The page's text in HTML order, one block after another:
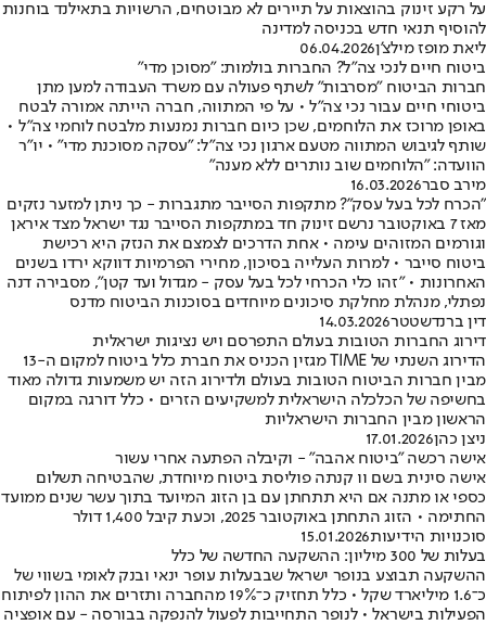
על רקע זינוק בהוצאות על תיירים לא מבוטחים, הרשויות בתאילנד בוחנות
להוסיף תנאי חדש בכניסה למדינה
ליאת מופז מילצ'ן06.04.2026
ביטוח חיים לנכי צה"ל? החברות בולמות: "מסוכן מדי"
חברות הביטוח "מסרבות" לשתף פעולה עם משרד העבודה למען מתן
ביטוחי חיים עבור נכי צה"ל • על פי המתווה, חברה הייתה אמורה לבטח
באופן מרוכז את הלוחמים, שכן כיום חברות נמנעות מלבטח לוחמי צה"ל •
שותף לגיבוש המתווה מטעם ארגון נכי צה"ל: "עסקה מסוכנת מדי" • יו"ר
הוועדה: "הלוחמים שוב נותרים ללא מענה"
מירב סבר16.03.2026
"הכרח לכל בעל עסק"? מתקפות הסייבר מתגברות - כך ניתן למזער נזקים
מאז 7 באוקטובר נרשם זינוק חד במתקפות הסייבר נגד ישראל מצד איראן
וגורמים המזוהים עימה • אחת הדרכים לצמצם את הנזק היא רכישת
ביטוח סייבר • למרות העלייה בסיכון, מחירי הפרמיות דווקא ירדו בשנים
האחרונות • "זהו כלי הכרחי לכל בעל עסק - מגדול ועד קטן", מסבירה דנה
נפתלי, מנהלת מחלקת סיכונים מיוחדים בסוכנות הביטוח מדנס
דין ברנדשטטר14.03.2026
דירוג החברות הטובות בעולם התפרסם ויש נציגות ישראלית
הדירוג השנתי של TIME מגזין הכניס את חברת כלל ביטוח למקום ה-13
מבין חברות הביטוח הטובות בעולם ולדירוג הזה יש משמעות גדולה מאוד
בחשיפה של הכלכלה הישראלית למשקיעים הזרים • כלל דורגה במקום
הראשון מבין החברות הישראליות
ניצן כהן17.01.2026
אישה רכשה "ביטוח אהבה" - וקיבלה הפתעה אחרי עשור
אישה סינית בשם וו קנתה פוליסת ביטוח מיוחדת, שהבטיחה תשלום
כספי או מתנה אם היא תתחתן עם בן הזוג המיועד בתוך עשר שנים ממועד
החתימה • הזוג התחתן באוקטובר 2025, וכעת קיבל 1,400 דולר
סוכנויות הידיעות15.01.2026
בעלות של 300 מיליון: ההשקעה החדשה של כלל
ההשקעה תבוצע בנופר ישראל שבבעלות עופר ינאי ובנק לאומי בשווי של
כ־1.6 מיליארד שקל • כלל תחזיק כ־19% מהחברה ותזרים את ההון לפיתוח
הפעילות בישראל • לנופר התחייבות לפעול להנפקה בבורסה - עם אופציה